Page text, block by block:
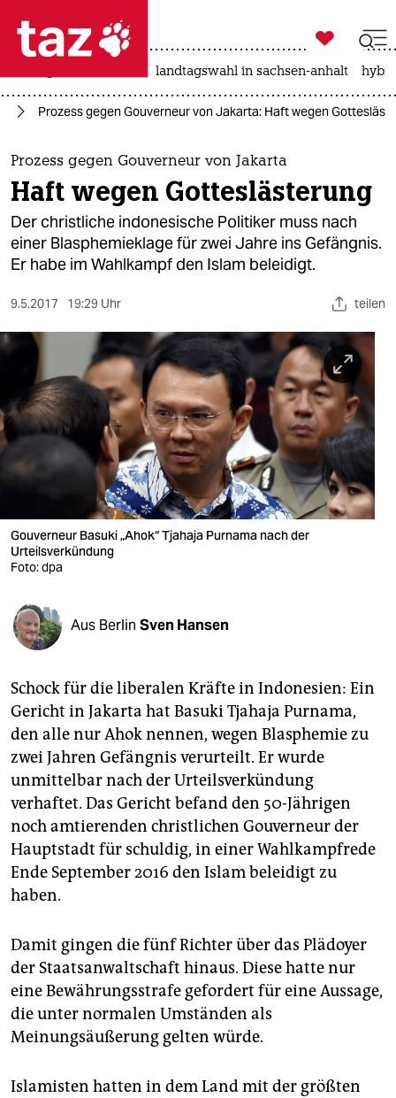
 taz zahl ich
taz zahl ich
themen
politik
öko
sport
berlin
nord
wahrheit
verlag
verlag
shop
fragen & hilfe
unterstützen
abo
genossenschaft
epaper login

taz zahl ich
landtagswahl in sachsen-anhalt
Prozess gegen Gouverneur von Jakarta: Haft wegen
Prozess gegen Gouverneur von Jakarta
Haft wegen Gotteslästerung
Der christliche indonesische Politiker muss nach
einer Blasphemieklage für zwei Jahre ins Gefängnis.
Er habe im Wahlkampf den Islam beleidigt.
9.5.2017 19:29 Uhr teilen
Gouverneur Basuki „Ahok“ Tjahaja Purnama nach der
Urteilsverkündung
Foto: dpa
Aus Berlin Sven Hansen
Schock für die liberalen Kräfte in Indonesien: Ein
Gericht in Jakarta hat Basuki Tjahaja Purnama,
den alle nur Ahok nennen, wegen Blasphemie zu
zwei Jahren Gefängnis verurteilt. Er wurde
unmittelbar nach der Urteilsverkündung
verhaftet. Das Gericht befand den 50-Jährigen
noch amtierenden christlichen Gouverneur der
Hauptstadt für schuldig, in einer Wahlkampfrede
Ende September 2016 den Islam beleidigt zu
haben.
Damit gingen die fünf Richter über das Plädoyer
der Staatsanwaltschaft hinaus. Diese hatte nur
eine Bewährungsstrafe gefordert für eine Aussage,
die unter normalen Umständen als
Meinungsäußerung gelten würde.
Islamisten hatten in dem Land mit der größten